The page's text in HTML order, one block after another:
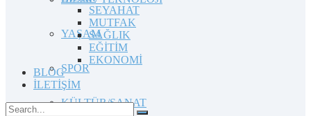
YAŞAM
SPOR
KÜLTÜR/SANAT
SEYAHAT
MUTFAK
SAĞLIK
EĞİTİM
EKONOMİ
BLOG
İLETİŞİM